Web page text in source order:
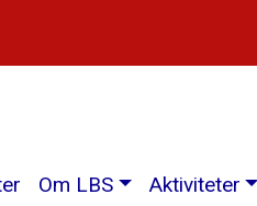
Om LBS Aktiviteter